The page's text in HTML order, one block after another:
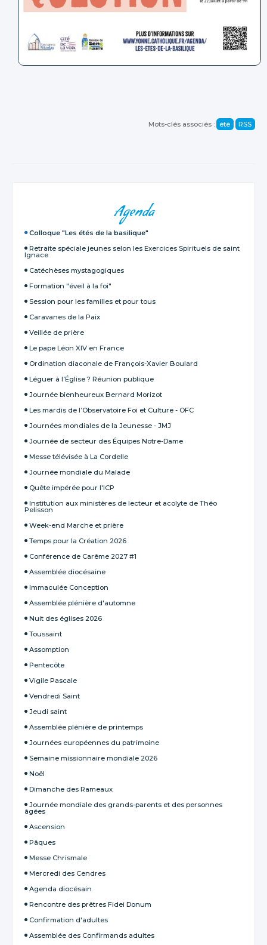
Mots-clés associés : été RSS
Agenda
Retraite spéciale jeunes selon les Exercices Spirituels de saint
Ignace
Catéchèses mystagogiques
Formation "éveil à la foi"
Session pour les familles et pour tous
Caravanes de la Paix
Veillée de prière
Le pape Léon XIV en France
Ordination diaconale de François-Xavier Boulard
Léguer à l’Église ? Réunion publique
Journée bienheureux Bernard Morizot
Les mardis de l’Observatoire Foi et Culture - OFC
Journées mondiales de la Jeunesse - JMJ
Journée de secteur des Équipes Notre-Dame
Messe télévisée à La Cordelle
Journée mondiale du Malade
Quête impérée pour l'ICP
Institution aux ministères de lecteur et acolyte de Théo
Pelisson
Week-end Marche et prière
Temps pour la Création 2026
Conférence de Carême 2027 #1
Colloque "Les étés de la basilique"
Assemblée diocésaine
Immaculée Conception
Assemblée plénière d'automne
Nuit des églises 2026
Toussaint
Assomption
Pentecôte
Vigile Pascale
Vendredi Saint
Jeudi saint
Assemblée plénière de printemps
Journées européennes du patrimoine
Semaine missionnaire mondiale 2026
Noël
Dimanche des Rameaux
Journée mondiale des grands-parents et des personnes
âgées
Ascension
Pâques
Messe Chrismale
Mercredi des Cendres
Agenda diocésain
Rencontre des prêtres Fidei Donum
Confirmation d'adultes
Assemblée des Confirmands adultes